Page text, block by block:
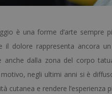
è una forme d’arte sempre
il dolore rappresenta ancora
anche dalla zona del corpo
negli ultimi anni si è
cutanea e rendere l’esperienza